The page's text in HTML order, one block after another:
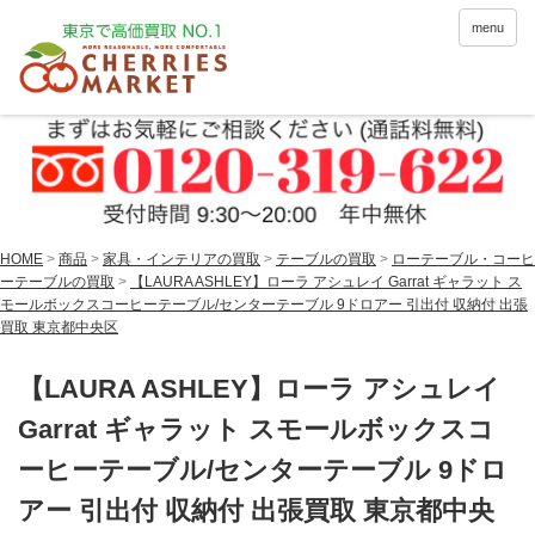
menu
HOME > 商品 > 家具・インテリアの買取 > テーブルの買取 > ローテーブル・コーヒ
ーテーブルの買取 >
【LAURA ASHLEY】ローラ アシュレイ Garrat ギャラット ス
モールボックスコーヒーテーブル/センターテーブル 9ドロアー 引出付 収納付 出張
買取 東京都中央区
【LAURA ASHLEY】ローラ アシュレイ
Garrat ギャラット スモールボックスコ
ーヒーテーブル/センターテーブル 9ドロ
アー 引出付 収納付 出張買取 東京都中央